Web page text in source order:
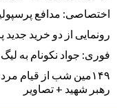
اختصاصی: مدافع
رونمایی از دو خرید
فوری: جواد نکونام به
۱۴۹مین شب از قیام
رهبر شهید + تصاویر